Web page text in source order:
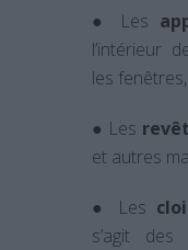
● Les
l’intérieur
les
● Les
et autres
● Les
s’agit